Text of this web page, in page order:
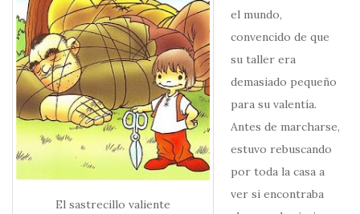
El sastrecillo valiente
el mundo,
convencido de que
su taller era
demasiado pequeño
para su valentía.
Antes de marcharse,
estuvo rebuscando
por toda la casa a
ver si encontraba